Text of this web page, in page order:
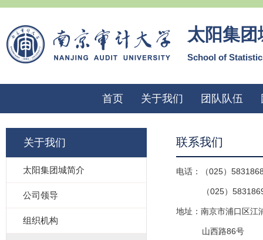
太阳集团
School of
首页 关于我们 团队队伍
关于我们
太阳集团城简介
公司领导
组织机构
联系我们
电话：（025）
（025）
地址：南京市浦口区江
山西路86号